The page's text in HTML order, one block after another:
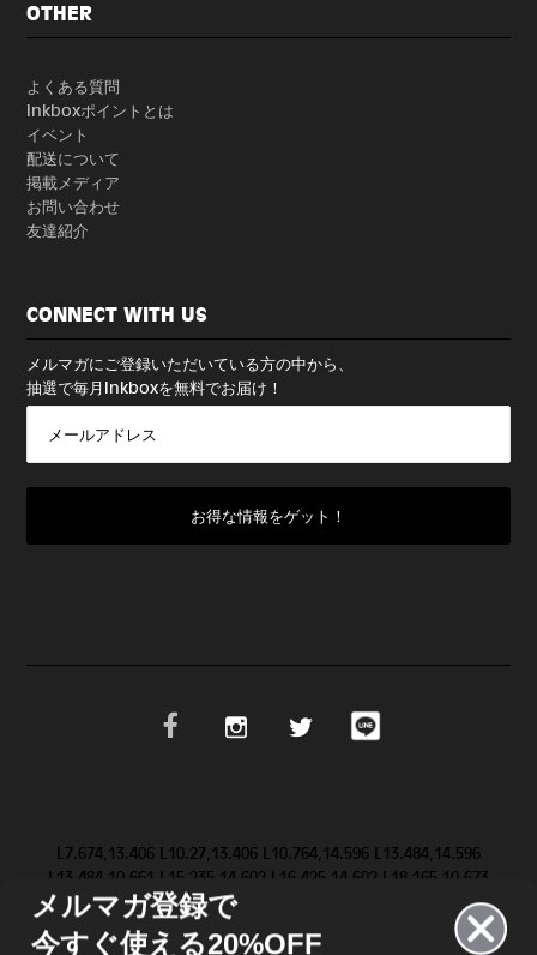
OTHER
よくある質問
Inkboxポイントとは
イベント
配送について
掲載メディア
お問い合わせ
友達紹介
CONNECT WITH US
メルマガにご登録いただいている方の中から、
抽選で毎月Inkboxを無料でお届け！
L7.674,13.406 L10.27,13.406 L10.764,14.596 L13.484,14.596
L13.484,10.661 L15.235,14.602 L16.425,14.602 L18.165,10.673
L18.165,14.603 L19.623,14.603 L19.647,9.083 L19.646,9.084 Z
M28.986,11.852 L31.517,9.084 L29.695,9.084 L28.094,10.81
L26.546,9.084 L20.652,9.084 L20.652,14.602 L26.462,14.602
メルマガ登録で
今すぐ使える20%OFF